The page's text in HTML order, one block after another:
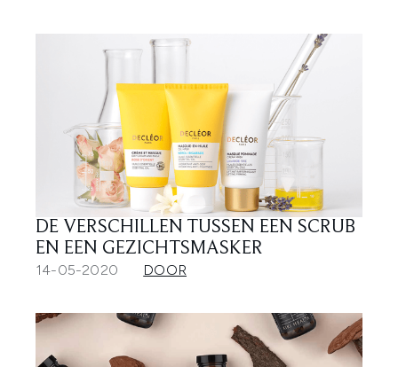
DE VERSCHILLEN TUSSEN EEN SCRUB
EN EEN GEZICHTSMASKER
14-05-2020 DOOR